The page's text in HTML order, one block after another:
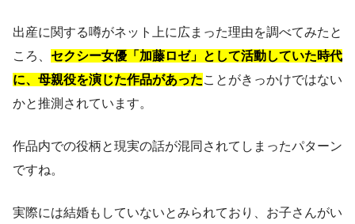
出産に関する噂がネット上に広まった理由を調べてみたと
ころ、 セクシー女優「加藤ロゼ」として活動していた時代
に、母親役を演じた作品があったことがきっかけではない
かと推測されています。
作品内での役柄と現実の話が混同されてしまったパターン
ですね。
実際には結婚もしていないとみられており、お子さんがい